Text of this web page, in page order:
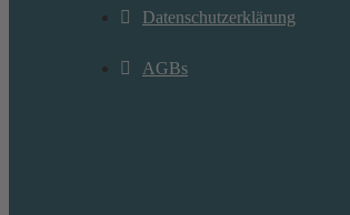
Datenschutzerklärung
AGBs